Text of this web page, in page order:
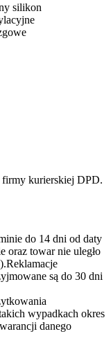
silikon
firmy kurierskiej DPD.
do 14 dni od daty
oraz towar nie uległo
są do 30 dni
wypadkach okres
danego